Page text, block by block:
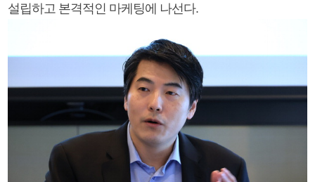
설립하고 본격적인 마케팅에 나선다.